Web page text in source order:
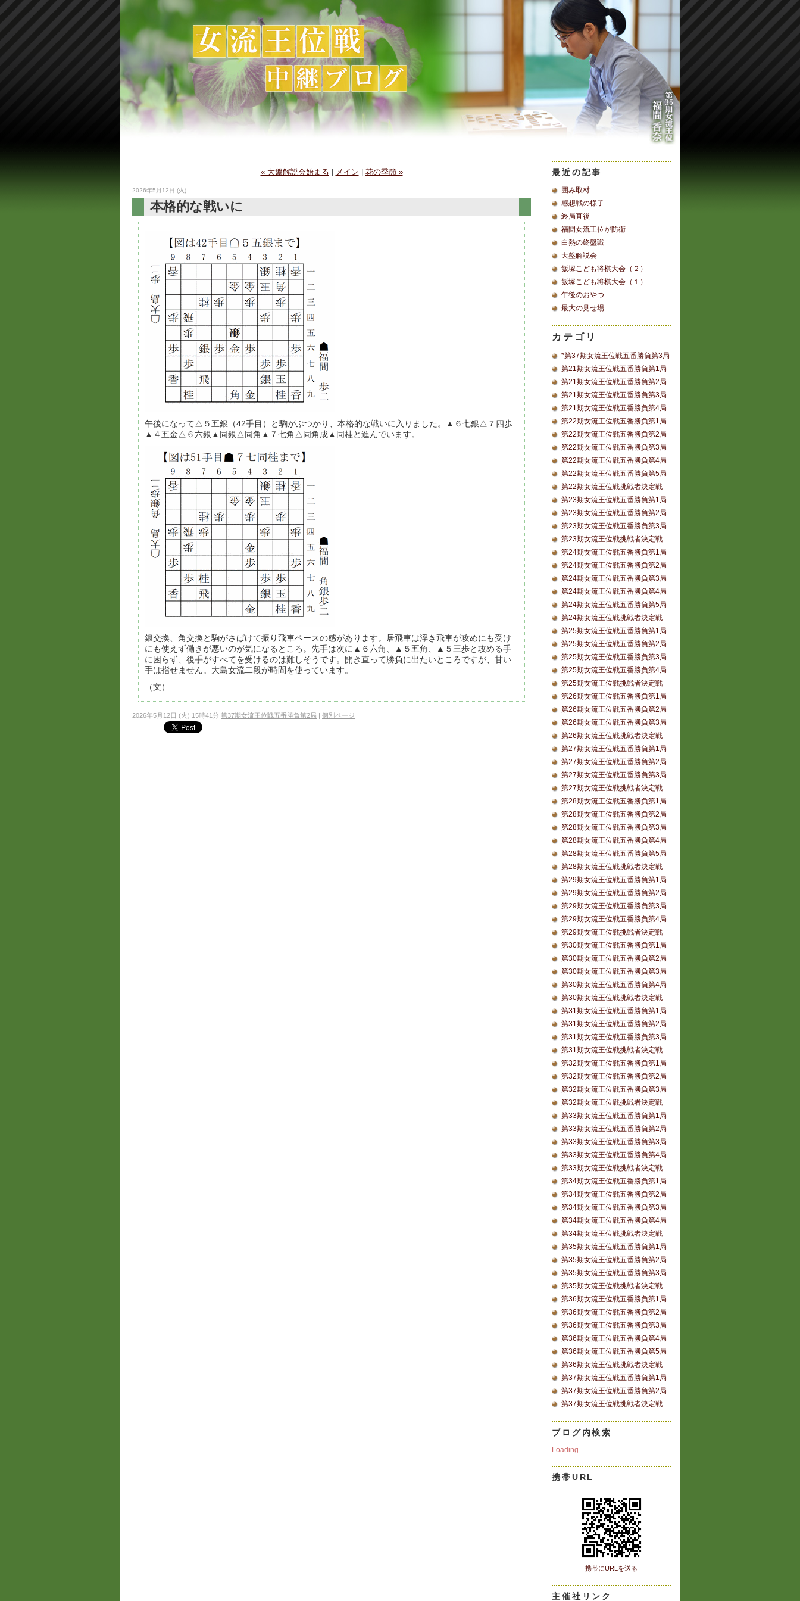
« 大盤解説会始まる メイン 花の季節 »
2026年5月12日 (火)
本格的な戦いに
午後になって△５五銀（42手目）と駒がぶつかり、本格的な戦いに入りました。▲６七銀△７四歩
▲４五金△６六銀▲同銀△同角▲７七角△同角成▲同桂と進んでいます。
銀交換、角交換と駒がさばけて振り飛車ペースの感があります。居飛車は浮き飛車が攻めにも受け
にも使えず働きが悪いのが気になるところ。先手は次に▲６六角、▲５五角、▲５三歩と攻める手
に困らず、後手がすべてを受けるのは難しそうです。開き直って勝負に出たいところですが、甘い
手は指せません。大島女流二段が時間を使っています。
（文）
2026年5月12日 (火) 15時41分 第37期女流王位戦五番勝負第2局 | 個別ページ
最近の記事
囲み取材
感想戦の様子
終局直後
福間女流王位が防衛
白熱の終盤戦
大盤解説会
飯塚こども将棋大会（２）
飯塚こども将棋大会（１）
午後のおやつ
最大の見せ場
カテゴリ
*第37期女流王位戦五番勝負第3局
第21期女流王位戦五番勝負第1局
第21期女流王位戦五番勝負第2局
第21期女流王位戦五番勝負第3局
第21期女流王位戦五番勝負第4局
第22期女流王位戦五番勝負第1局
第22期女流王位戦五番勝負第2局
第22期女流王位戦五番勝負第3局
第22期女流王位戦五番勝負第4局
第22期女流王位戦五番勝負第5局
第22期女流王位戦挑戦者決定戦
第23期女流王位戦五番勝負第1局
第23期女流王位戦五番勝負第2局
第23期女流王位戦五番勝負第3局
第23期女流王位戦挑戦者決定戦
第24期女流王位戦五番勝負第1局
第24期女流王位戦五番勝負第2局
第24期女流王位戦五番勝負第3局
第24期女流王位戦五番勝負第4局
第24期女流王位戦五番勝負第5局
第24期女流王位戦挑戦者決定戦
第25期女流王位戦五番勝負第1局
第25期女流王位戦五番勝負第2局
第25期女流王位戦五番勝負第3局
第25期女流王位戦五番勝負第4局
第25期女流王位戦挑戦者決定戦
第26期女流王位戦五番勝負第1局
第26期女流王位戦五番勝負第2局
第26期女流王位戦五番勝負第3局
第26期女流王位戦挑戦者決定戦
第27期女流王位戦五番勝負第1局
第27期女流王位戦五番勝負第2局
第27期女流王位戦五番勝負第3局
第27期女流王位戦挑戦者決定戦
第28期女流王位戦五番勝負第1局
第28期女流王位戦五番勝負第2局
第28期女流王位戦五番勝負第3局
第28期女流王位戦五番勝負第4局
第28期女流王位戦五番勝負第5局
第28期女流王位戦挑戦者決定戦
第29期女流王位戦五番勝負第1局
第29期女流王位戦五番勝負第2局
第29期女流王位戦五番勝負第3局
第29期女流王位戦五番勝負第4局
第29期女流王位戦挑戦者決定戦
第30期女流王位戦五番勝負第1局
第30期女流王位戦五番勝負第2局
第30期女流王位戦五番勝負第3局
第30期女流王位戦五番勝負第4局
第30期女流王位戦挑戦者決定戦
第31期女流王位戦五番勝負第1局
第31期女流王位戦五番勝負第2局
第31期女流王位戦五番勝負第3局
第31期女流王位戦挑戦者決定戦
第32期女流王位戦五番勝負第1局
第32期女流王位戦五番勝負第2局
第32期女流王位戦五番勝負第3局
第32期女流王位戦挑戦者決定戦
第33期女流王位戦五番勝負第1局
第33期女流王位戦五番勝負第2局
第33期女流王位戦五番勝負第3局
第33期女流王位戦五番勝負第4局
第33期女流王位戦挑戦者決定戦
第34期女流王位戦五番勝負第1局
第34期女流王位戦五番勝負第2局
第34期女流王位戦五番勝負第3局
第34期女流王位戦五番勝負第4局
第34期女流王位戦挑戦者決定戦
第35期女流王位戦五番勝負第1局
第35期女流王位戦五番勝負第2局
第35期女流王位戦五番勝負第3局
第35期女流王位戦挑戦者決定戦
第36期女流王位戦五番勝負第1局
第36期女流王位戦五番勝負第2局
第36期女流王位戦五番勝負第3局
第36期女流王位戦五番勝負第4局
第36期女流王位戦五番勝負第5局
第36期女流王位戦挑戦者決定戦
第37期女流王位戦五番勝負第1局
第37期女流王位戦五番勝負第2局
第37期女流王位戦挑戦者決定戦
ブログ内検索
Loading
携帯URL
携帯にURLを送る
主催社リンク